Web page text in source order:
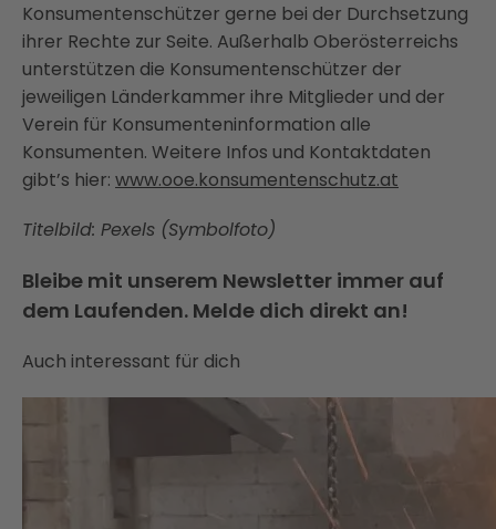
Konsumentenschützer gerne bei der Durchsetzung
ihrer Rechte zur Seite. Außerhalb Oberösterreichs
unterstützen die Konsumentenschützer der
jeweiligen Länderkammer ihre Mitglieder und der
Verein für Konsumenteninformation alle
Konsumenten. Weitere Infos und Kontaktdaten
gibt’s hier: www.ooe.konsumentenschutz.at
Titelbild: Pexels (Symbolfoto)
Bleibe mit unserem Newsletter immer auf
dem Laufenden. Melde dich direkt an!
Auch interessant für dich